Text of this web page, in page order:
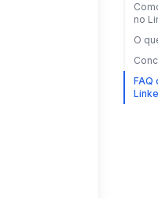
no
O
FAQ